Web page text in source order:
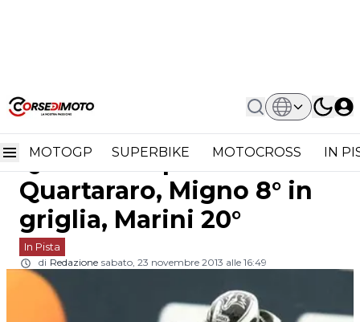
MOTOGP SUPERBIKE MOTOCROSS IN
Home In Pista
CEV Moto3 Jerez Qualifiche: Pole
CEV Moto3 Jerez
Qualifiche: pole
Quartararo, Migno 8° in
griglia, Marini 20°
In Pista
di Redazione sabato, 23 novembre 2013 alle 16:49